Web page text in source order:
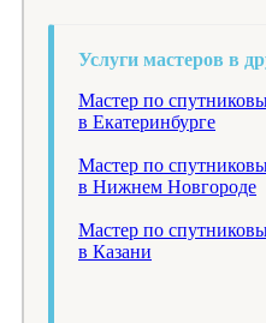
Услуги мастеров в
Мастер по
в Екатеринбурге
Мастер по
в Нижнем Новгороде
Мастер по
в Казани